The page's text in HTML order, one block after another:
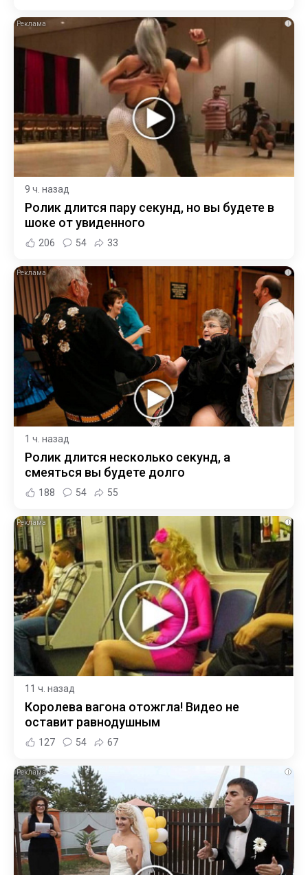
i
9 ч. назад
Ролик длится пару секунд, но вы будете в
шоке от увиденного
206 54 33
i
1 ч. назад
Ролик длится несколько секунд, а
смеяться вы будете долго
188 54 55
i
11 ч. назад
Королева вагона отожгла! Видео не
оставит равнодушным
127 54 67
i